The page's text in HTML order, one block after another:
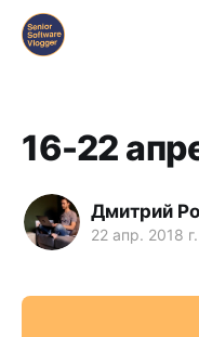
16-22
Дмитрий
22 апр. 2018 г.